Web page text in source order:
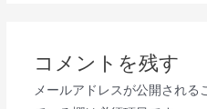
コメントを残す
メールアドレスが公開される